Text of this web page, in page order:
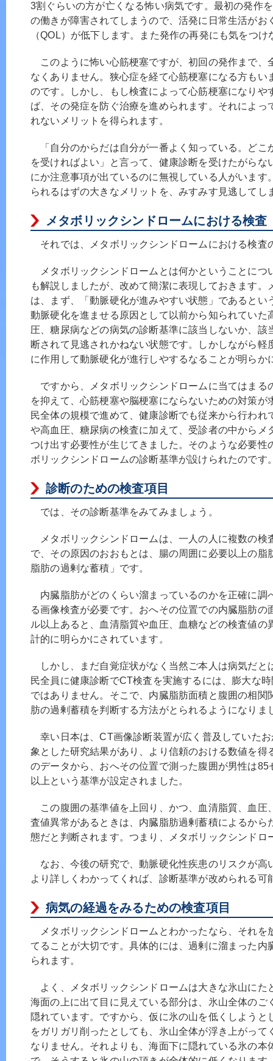
3割ぐらいの方が亡くなる怖い病気です。最初の発作
の働きが障害されてしまうので、活発に日常生活がお
（QOL）が低下します。また発作の再発にも気をつ
このように怖い心筋梗塞ですが、初回の発作まで、
なくありません。狭心症を経て心筋梗塞になる方もい
のです。しかし、もし検査によって心筋梗塞になりや
ば、その発症を防ぐ治療を進められます。それによっ
れないメリットを得られます。
「自分のからだは自分が一番よく知っている。どこ
を受ければよい」と言って、健康診断を受けたがらな
にか注意事項が出ているのに無視している人がいます
られるはずの大きなメリットを、みすみす見逃してし
メタボリックシンドロームにおける検査
それでは、メタボリックシンドロームにおける検査
メタボリックシンドロームとは何かということにつ
も解説しましたが、改めて簡潔に表現しておきます。
は、まず、「動脈硬化が進みやすい状態」であるとい
動脈硬化を進ませる原因として以前から知られていた
圧、糖尿病などの病気の診断基準に該当しないか、該
断されて見逃されかねない状態です。しかしながら軽
に作用して動脈硬化が進行しやするなることが明らか
ですから、メタボリックシンドロームに当てはまる
を抑えて、心筋梗塞や脳梗塞にならないための対策が
民全体の規模で進めて、健康診断でも従来から行われ
や高血圧、糖尿病の検査に加えて、受診者の中からメ
つけ出す必要性が生じてきました。そのような必要性
ボリックシンドロームの診断基準が設けられたのです
診断のための検査項目
では、その診断基準をみてみましょう。
メタボリックシンドロームは、一人の人に複数の検
で、その原因のおおもとは、腸の周囲に必要以上の脂
脂肪の過剰な蓄積」です。
内臓脂肪がどのくらい溜まっているのかを正確に調
る画像検査が必要です。おへその位置での内臓脂肪の
ル以上あると、血清脂質や血圧、血糖などの検査値の
計的に明らかにされています。
しかし、まだ自覚症状がなく当然ご本人は病気だと
民全員に健康診断でCT検査を実施するには、膨大な
ではありません。そこで、内臓脂肪面積と腹囲の相関
肪の過剰蓄積を判断する方法がとられるようになりま
幸い日本は、CT画像診断装置が広く普及していた
象とした研究結果があり、より信頼のおける数値を得
のデータから、おへその位置で測った腹囲が男性は
以上という基準が設定されました。
この腹囲の基準値を上回り、かつ、血清脂質、血圧
査値異常があるときは、内臓脂肪過剰蓄積によるから
態だと判断されます。つまり、メタボリックシンドロ
なお、今後の研究で、動脈硬化性疾患のリスクが高
より詳しくわかってくれば、診断基準が改められる可
病気の経過をみるための検査項目
メタボリックシンドロームとわかったなら、それを
てることが大切です。具体的には、過剰に溜まった内
られます。
よく、メタボリックシンドロームは大きな氷山にた
海面の上に出て目に見えている部分は、氷山全体のご
隠れています。ですから、仮に氷の山を低くしようと
をガリガリ削ったとしても、氷山全体が浮き上がって
なりません。それよりも、海面下に隠れている氷の本